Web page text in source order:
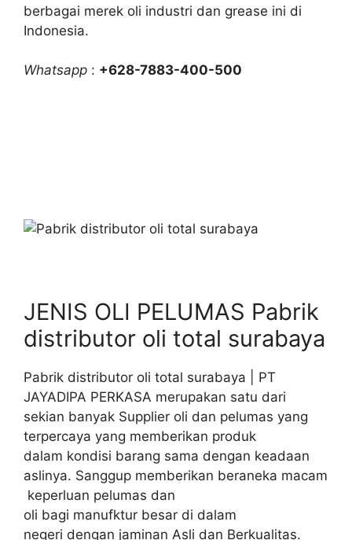
berbagai merek oli industri dan grease ini di
Indonesia.
Whatsapp : +628-7883-400-500
JENIS OLI PELUMAS Pabrik
distributor oli total surabaya
Pabrik distributor oli total surabaya | PT
JAYADIPA PERKASA merupakan satu dari
sekian banyak Supplier oli dan pelumas yang
terpercaya yang memberikan produk
dalam kondisi barang sama dengan keadaan
aslinya. Sanggup memberikan beraneka macam
keperluan pelumas dan
oli bagi manufktur besar di dalam
negeri dengan jaminan Asli dan Berkualitas.